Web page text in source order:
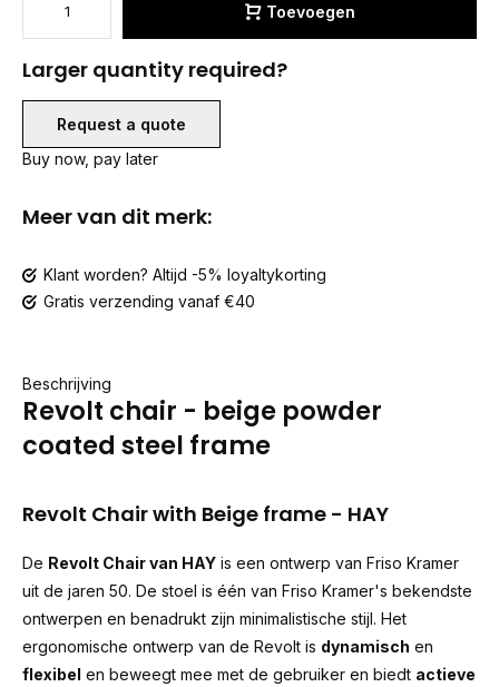
Toevoegen
Larger quantity required?
Request a quote
Buy now, pay later
Meer van dit merk:
Klant worden? Altijd -5% loyaltykorting
Gratis verzending vanaf €40
Beschrijving
Revolt chair - beige powder
coated steel frame
Revolt Chair with Beige frame - HAY
De Revolt Chair van HAY is een ontwerp van Friso Kramer
uit de jaren 50. De stoel is één van Friso Kramer's bekendste
ontwerpen en benadrukt zijn minimalistische stijl. Het
ergonomische ontwerp van de Revolt is dynamisch en
flexibel en beweegt mee met de gebruiker en biedt actieve